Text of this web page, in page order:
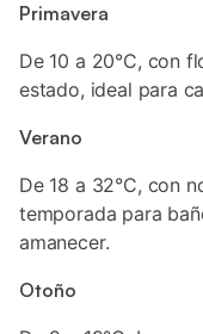
Primavera
De 10 a 20°C, con
estado, ideal para
Verano
De 18 a 32°C, con
temporada para
amanecer.
Otoño